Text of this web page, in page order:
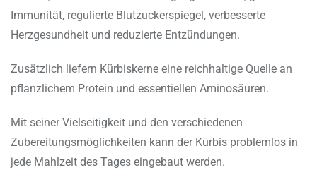
Immunität, regulierte Blutzuckerspiegel, verbesserte
Herzgesundheit und reduzierte Entzündungen.
Zusätzlich liefern Kürbiskerne eine reichhaltige Quelle an
pflanzlichem Protein und essentiellen Aminosäuren.
Mit seiner Vielseitigkeit und den verschiedenen
Zubereitungsmöglichkeiten kann der Kürbis problemlos in
jede Mahlzeit des Tages eingebaut werden.